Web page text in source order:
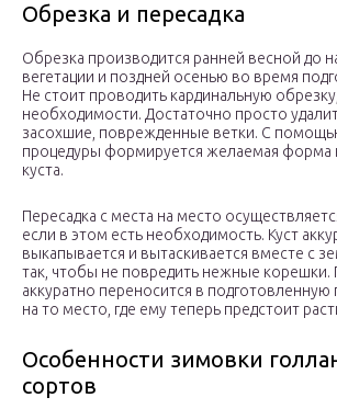
Обрезка и пересадка
Обрезка производится ранней весной до
вегетации и поздней осенью во время
Не стоит проводить кардинальную
необходимости. Достаточно просто
засохшие, поврежденные ветки. С
процедуры формируется желаемая форма
куста.
Пересадка с места на место
если в этом есть необходимость. Куст
выкапывается и вытаскивается вместе с
так, чтобы не повредить нежные корешки.
аккуратно переносится в
на то место, где ему теперь предстоит
Особенности зимовки
сортов